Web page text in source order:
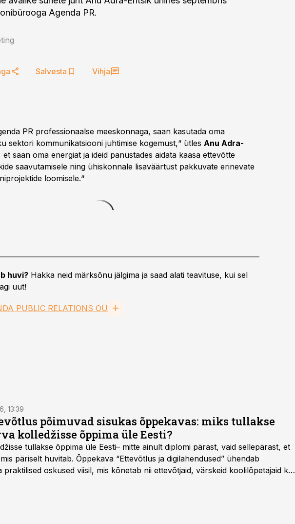
Agenda PR.
Salvesta Vihja
PR professionaalse meeskonnaga, saan kasutada oma
sektori kommunikatsiooni juhtimise kogemust,“ ütles Anu Adra-
et saan oma energiat ja ideid panustades aidata kaasa ettevõtte
saavutamisele ning ühiskonnale lisaväärtust pakkuvate erinevate
loomisele.“
huvi? Hakka neid märksõnu jälgima ja saad alati teavituse, kui sel
uut!
PUBLIC RELATIONS OÜ
13:39
põimuvad sisukas õppekavas: miks tullakse
kolledžisse õppima üle Eesti?
tullakse õppima üle Eesti– mitte ainult diplomi pärast, vaid sellepärast, et
päriselt huvitab. Õppekava “Ettevõtlus ja digilahendused” ühendab
oskused viisil, mis kõnetab nii ettevõtjaid, värskeid koolilõpetajaid kui